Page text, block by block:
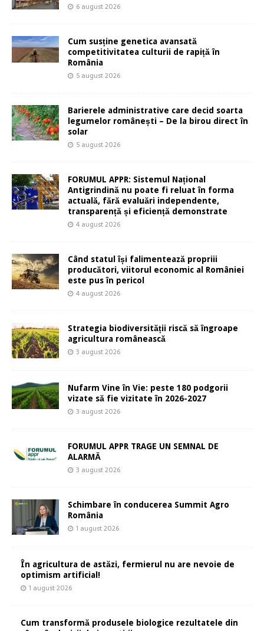
6 august 2026
Cum susține genetica avansată
competitivitatea culturii de rapiță în
România
5 august 2026
Barierele administrative care decid soarta
legumelor românești – De la birou direct în
solar
5 august 2026
FORUMUL APPR: Sistemul Național
Antigrindină nu poate fi reluat în forma
actuală, fără evaluări independente,
transparență și eficiență demonstrate
4 august 2026
Când statul își falimentează propriii
producători, viitorul economic al României
este pus în pericol
4 august 2026
Strategia biodiversității riscă să îngroape
agricultura românească
3 august 2026
Nufarm Vine în Vie: peste 180 podgorii
vizate să fie vizitate în 2026-2027
3 august 2026
FORUMUL APPR TRAGE UN SEMNAL DE
ALARMĂ
3 august 2026
Schimbare în conducerea Summit Agro
România
1 august 2026
În agricultura de astăzi, fermierul nu are nevoie de
optimism artificial!
1 august 2026
Cum transformă produsele biologice rezultatele din